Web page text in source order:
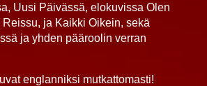
Uusi Päivässä, elokuvissa Olen
ja Kaikki Oikein, sekä
ja yhden pääroolin verran
englanniksi mutkattomasti!